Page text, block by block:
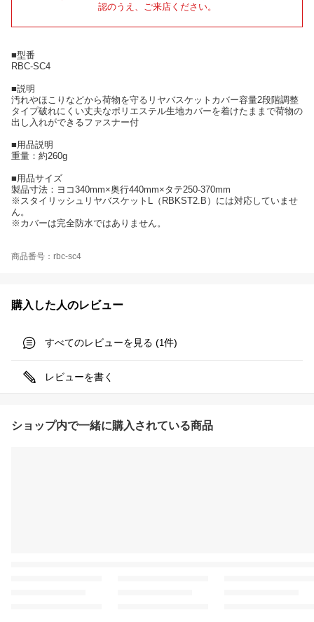
認のうえ、ご来店ください。
■型番
RBC-SC4
■説明
汚れやほこりなどから荷物を守るリヤバスケットカバー容量2段階調整
タイプ破れにくい丈夫なポリエステル生地カバーを着けたままで荷物の
出し入れができるファスナー付
■用品説明
重量：約260g
■用品サイズ
製品寸法：ヨコ340mm×奥行440mm×タテ250-370mm
※スタイリッシュリヤバスケットL（RBKST2.B）には対応していませ
ん。
※カバーは完全防水ではありません。
商品番号：rbc-sc4
購入した人のレビュー
すべてのレビューを見る (1件)
レビューを書く
ショップ内で一緒に購入されている商品